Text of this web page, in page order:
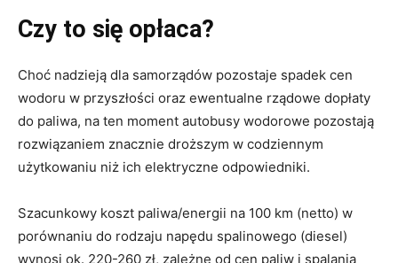
Czy to się opłaca?
Choć nadzieją dla samorządów pozostaje spadek cen
wodoru w przyszłości oraz ewentualne rządowe dopłaty
do paliwa, na ten moment autobusy wodorowe pozostają
rozwiązaniem znacznie droższym w codziennym
użytkowaniu niż ich elektryczne odpowiedniki.
Szacunkowy koszt paliwa/energii na 100 km (netto) w
porównaniu do rodzaju napędu spalinowego (diesel)
wynosi ok. 220-260 zł, zależne od cen paliw i spalania